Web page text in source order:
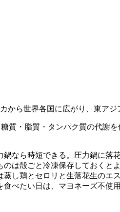
ら世界各国に広がり、東アジ
質・脂質・タンパク質の代謝
なら時短できる。圧力鍋に落
は殻ごと冷凍保存しておくとよ
し鶏とセロリと生落花生のエ
べたい日は、マヨネーズ不使